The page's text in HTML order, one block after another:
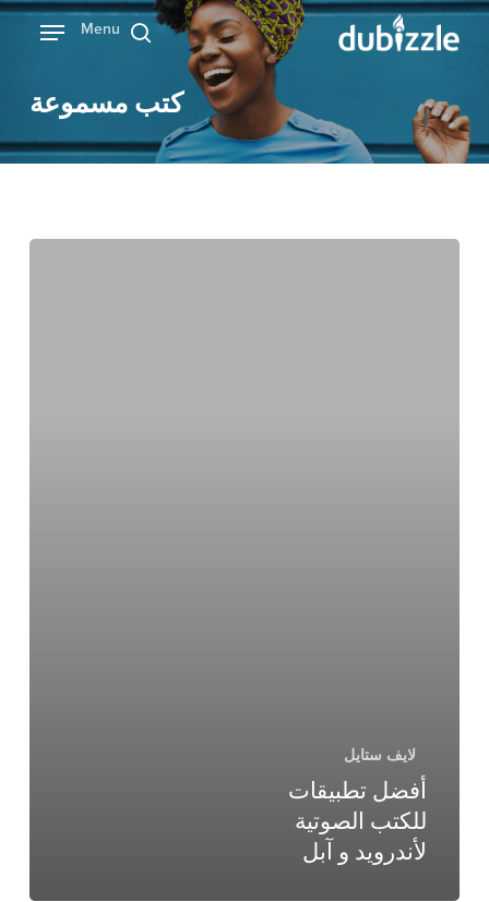
Skip
content
بحث
Menu
كتب مسموعة
لايف ستايل
أفضل تطبيقات
للكتب الصوتية
لأندرويد و آبل